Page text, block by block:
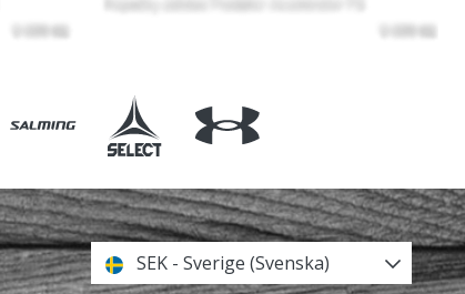
SEK - Sverige (Svenska)